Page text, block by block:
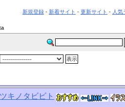
新規登録 - 新着サイト - 更新サイト - 人
キノタビビト